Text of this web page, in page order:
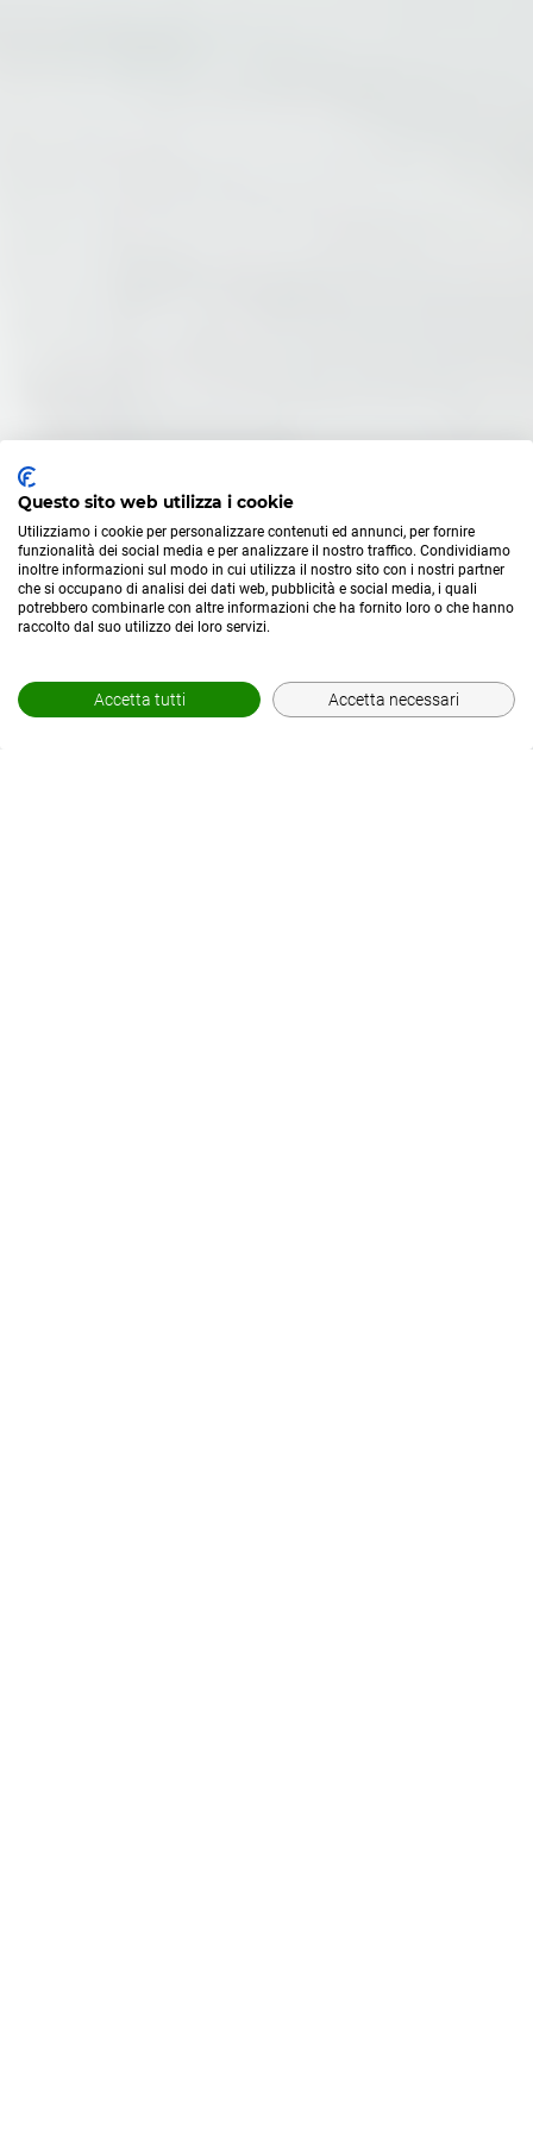
Mappa Sito
Privacy Policy
Questo sito web utilizza i cookie
Utilizziamo i cookie per personalizzare contenuti ed annunci, per fornire
funzionalità dei social media e per analizzare il nostro traffico. Condividiamo
inoltre informazioni sul modo in cui utilizza il nostro sito con i nostri partner
che si occupano di analisi dei dati web, pubblicità e social media, i quali
potrebbero combinarle con altre informazioni che ha fornito loro o che hanno
raccolto dal suo utilizzo dei loro servizi.
Accetta tutti Accetta necessari